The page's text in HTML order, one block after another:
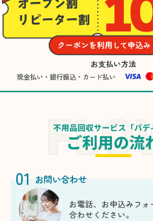
お支払い方法
現金払い・銀行振込・カード払い
不用品回収サービス「バデ
ご利用の流
01 お問い合わせ
お電話、お申込みフ
合わせください。